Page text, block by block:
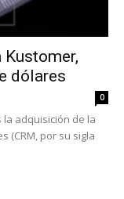
Kustomer,
dólares
0
la adquisición de la
(CRM, por su sigla